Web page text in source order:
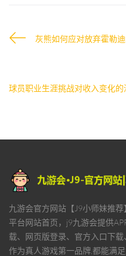
灰熊如何应对放弃霍勒
球员职业生涯挑战对收入变化
九游会官方网站【J9小师妹推
平台网站首页，j9九游会提供
载、网页版登录、官方入口下
作为真人游戏第一品牌,都能满